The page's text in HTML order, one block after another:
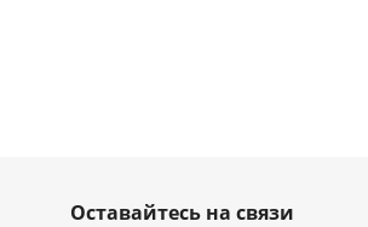
Оставайтесь на связи